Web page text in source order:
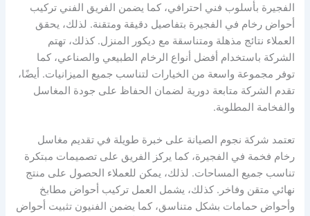
الفجيرة بأسلوب فني احترافي، كما يضمن الفريق الفني تركيب
أحواض رخام في الفجيرة بتفاصيل دقيقة ومتقنة. لذلك، يحقق
العملاء نتائج مذهلة ومتناسقة مع ديكور المنزل. كذلك، تهتم
الشركة باستخدام أفضل أنواع الرخام الطبيعي والصناعي، كما
توفر مجموعة واسعة من الخيارات لتناسب جميع الميزانيات. أيضًا،
تقدم الشركة متابعة دورية لضمان الحفاظ على جودة المغاسل
والفخامة المطلوبة.
تعتمد شركة نجوم الصيانة على خبرة طويلة في تقديم مغاسل
رخام فخمة في الفجيرة، كما يركز الفريق على تصميمات مبتكرة
تناسب جميع المساحات. لذلك، يمكن للعملاء الحصول على منتج
نهائي متقن وفاخر. كذلك، يشمل العمل تركيب أحواض مطابخ
وأحواض حمامات بشكل متناسق، كما يضمن الفنيون تثبيت أحواض